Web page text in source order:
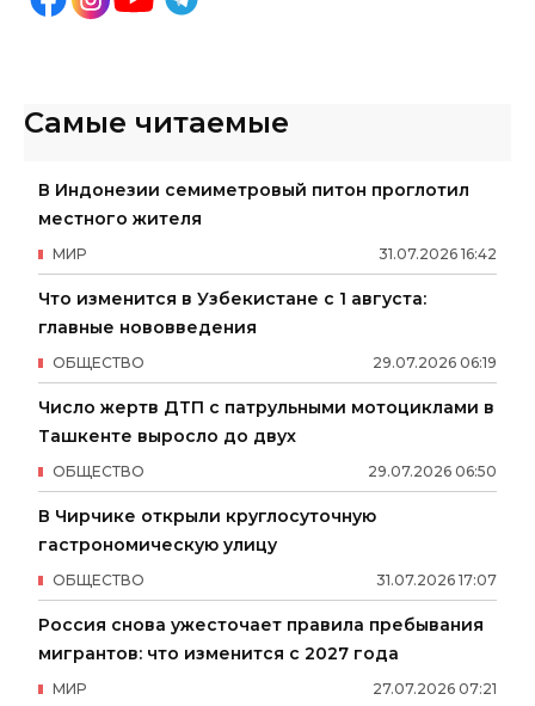
Самые читаемые
В Индонезии семиметровый питон проглотил
местного жителя
31.07.2026 16:42
МИР
Что изменится в Узбекистане с 1 августа:
главные нововведения
29.07.2026 06:19
ОБЩЕСТВО
Число жертв ДТП с патрульными мотоциклами в
Ташкенте выросло до двух
29.07.2026 06:50
ОБЩЕСТВО
В Чирчике открыли круглосуточную
гастрономическую улицу
31.07.2026 17:07
ОБЩЕСТВО
Россия снова ужесточает правила пребывания
мигрантов: что изменится с 2027 года
27.07.2026 07:21
МИР